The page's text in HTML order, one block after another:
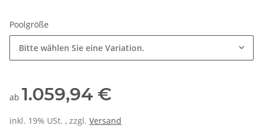
Poolgröße
Bitte wählen Sie eine Variation.
ab 1.059,94 €
inkl. 19% USt. , zzgl. Versand